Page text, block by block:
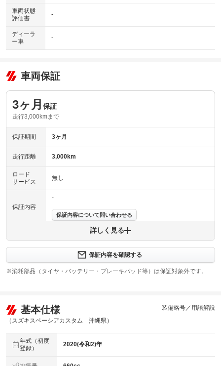
車両状態
評価書
-
ディーラ
ー車
-
車両保証
3ヶ月 保証
走行3,000kmまで
保証期間 3ヶ月
走行距離 3,000km
ロード
サービス
無し
保証内容
-
保証内容について問い合わせる
上限金額 車両本体価格
保証修理
受付先
-
法定整備
※車検なし・車検整備付の場合は法定24ヶ月点検整備付
詳しく見る
保証内容を確認する
※消耗部品（タイヤ・バッテリー・ブレーキパッド等）は保証対象外です。
基本仕様
（スズキスペーシアカスタム 沖縄県）
装備略号／用語解説
年式（初度
登録）
2020(令和2)年